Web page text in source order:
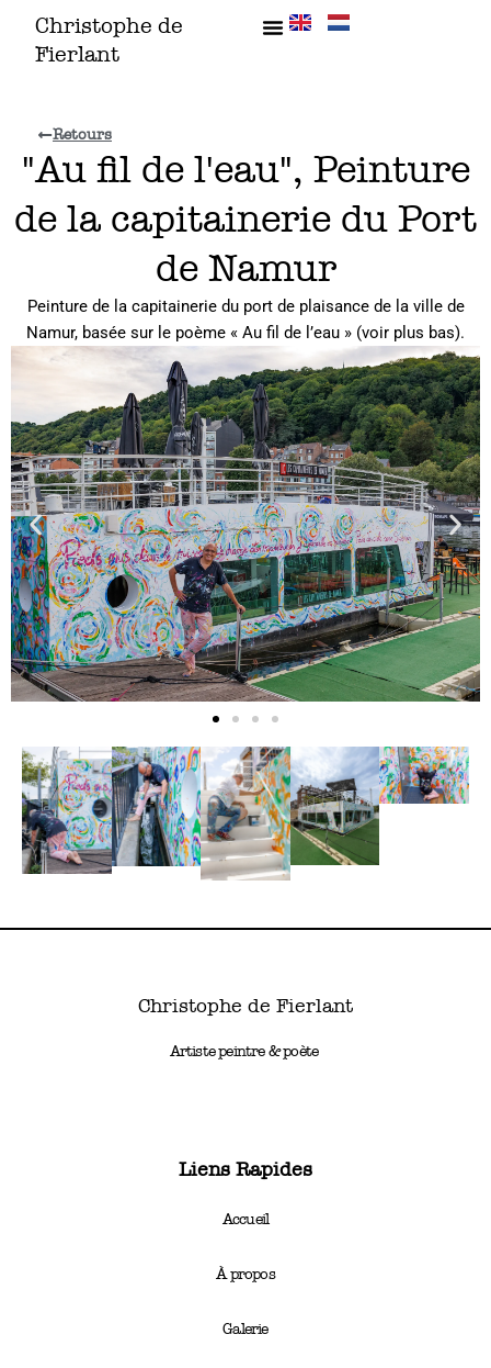
contenu
Christophe de
Fierlant
Retours
"Au fil de l'eau", Peinture
de la capitainerie du Port
de Namur
Peinture de la capitainerie du port de plaisance de la ville de
Namur, basée sur le poème « Au fil de l’eau » (voir plus bas).
Christophe de Fierlant
Artiste peintre & poète
Liens Rapides
Accueil
À propos
Galerie